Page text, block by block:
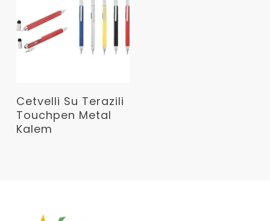
Devamını Oku
Cetvelli Su Terazili
Touchpen Metal
Kalem